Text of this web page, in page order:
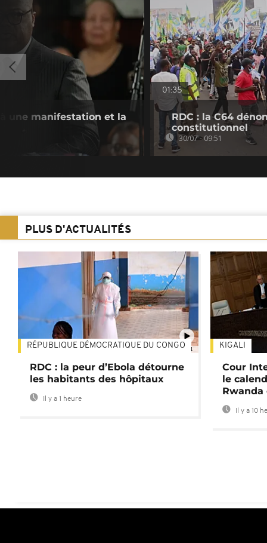
une manifestation et la
01:35
RDC : la C64
constitutionnel
30/07 - 09:51
PLUS D'ACTUALITÉS
01:34
RÉPUBLIQUE DÉMOCRATIQUE DU CONGO
RDC : la peur d’Ebola détourne
les habitants des hôpitaux
Il y a 1 heure
KIGALI
Cour
le
Rwanda
Il y a 10